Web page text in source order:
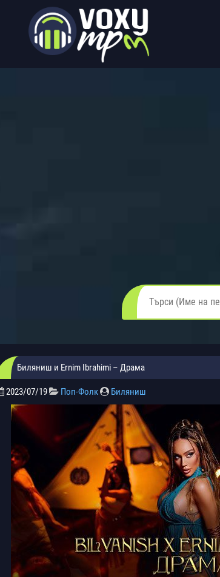
Биляниш и Ernim Ibrahimi – Драма
2023/07/19 Поп-Фолк Биляниш